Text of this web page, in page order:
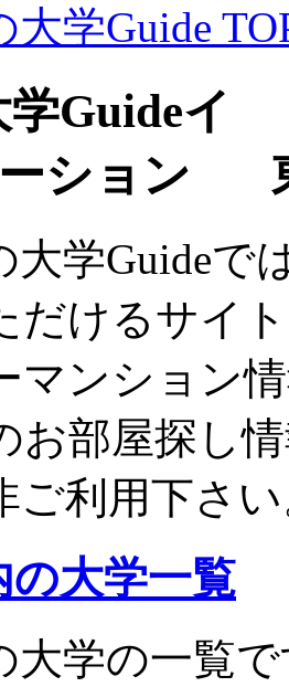
学Guide
大学Guideで
だけるサイ
マンション
お部屋探し
ご利用下さ
の大学一覧
大学の一覧